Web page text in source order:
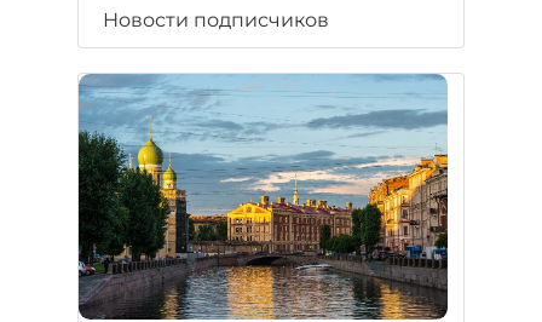
Новости подписчиков